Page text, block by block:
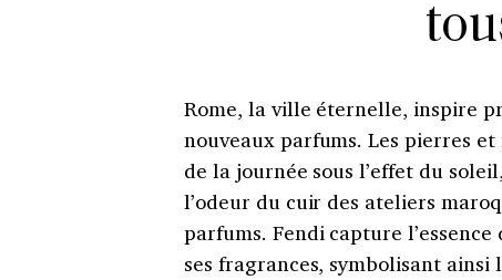
Rome, la ville éternelle, inspire
nouveaux parfums. Les pierres
de la journée sous l’effet du
l’odeur du cuir des ateliers
parfums. Fendi capture
ses fragrances, symbolisant